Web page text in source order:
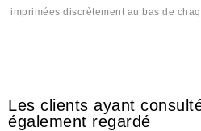
imprimées discrètement au bas de
Les clients ayant
également regardé